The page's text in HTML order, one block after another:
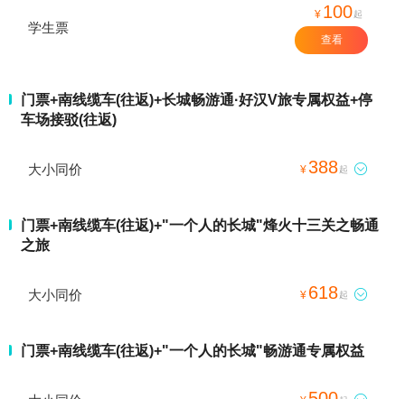
学生票
¥ 100起
查看
门票+南线缆车(往返)+长城畅游通·好汉V旅专属权益+停
车场接驳(往返)
大小同价 ¥388起 
门票+南线缆车(往返)+"一个人的长城"烽火十三关之畅通
之旅
大小同价 ¥ 618起 
门票+南线缆车(往返)+"一个人的长城"畅游通专属权益